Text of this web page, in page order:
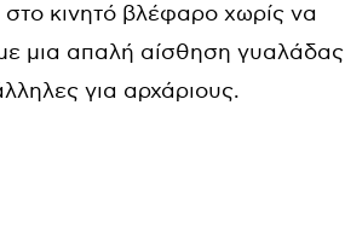
κινητό βλέφαρο χωρίς να
μια απαλή αίσθηση γυαλάδας
για αρχάριους.